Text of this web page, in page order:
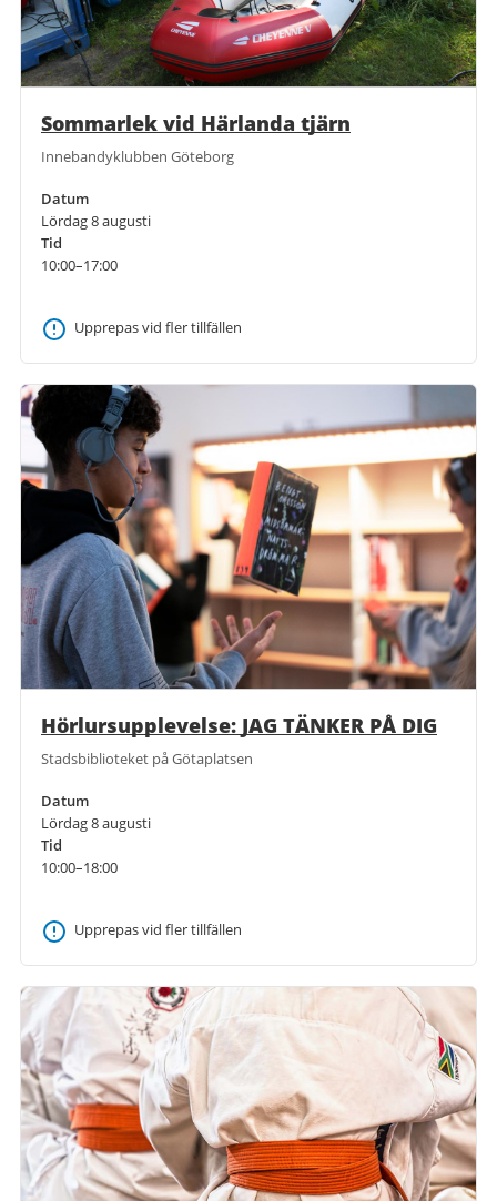
Sommarlek vid Härlanda tjärn
Innebandyklubben Göteborg
Datum
Lördag 8 augusti
Tid
10:00–17:00
Upprepas vid fler tillfällen
Hörlursupplevelse: JAG TÄNKER PÅ DIG
Stadsbiblioteket på Götaplatsen
Datum
Lördag 8 augusti
Tid
10:00–18:00
Upprepas vid fler tillfällen